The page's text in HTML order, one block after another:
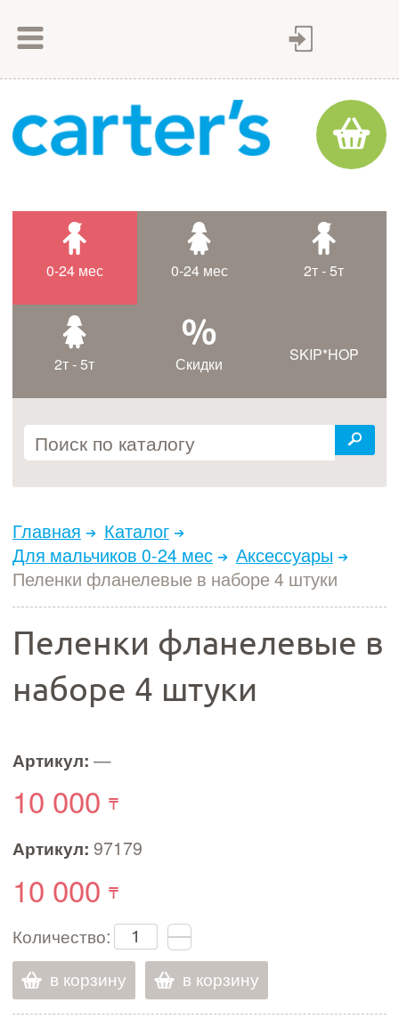
Как оплатить
Доставка товара
Контакты
0-24 мес 0-24 мес 2т - 5т
2т - 5т Скидки SKIP*HOP
Главная
Каталог
Для мальчиков 0-24 мес
Аксессуары
Пеленки фланелевые в наборе 4 штуки
Пеленки фланелевые в
наборе 4 штуки
Артикул: —
10 000
Артикул: 97179
10 000
Количество:
в корзину
в корзину